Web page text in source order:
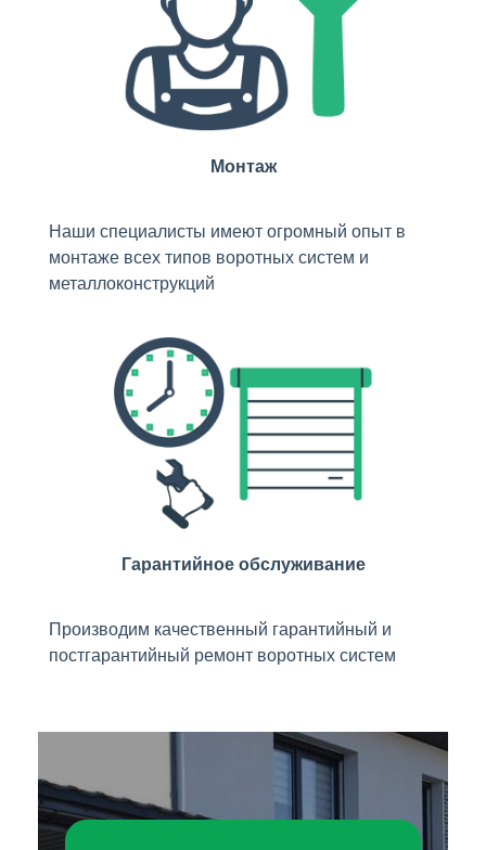
Монтаж
Наши специалисты имеют огромный опыт в
монтаже всех типов воротных систем и
металлоконструкций
Гарантийное обслуживание
Производим качественный гарантийный и
постгарантийный ремонт воротных систем